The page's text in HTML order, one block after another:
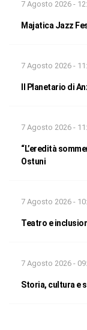
7 Agosto 2026 -
Majatica Jazz
7 Agosto 2026 -
Il Planetario di
7 Agosto 2026 -
“L’eredità
Ostuni
7 Agosto 2026 -
Teatro e
7 Agosto 2026 -
Storia, cultura e